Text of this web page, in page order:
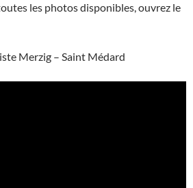
les photos disponibles, ouvrez le
Merzig – Saint Médard